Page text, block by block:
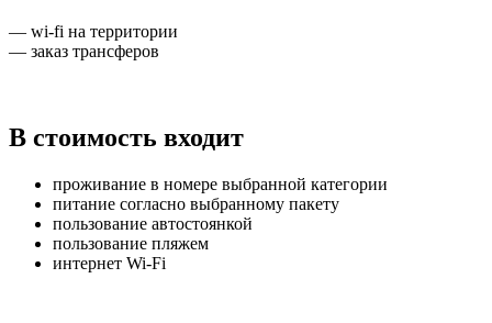
— wi-fi на территории
— заказ трансферов
В стоимость входит
проживание в номере выбранной категории
питание согласно выбранному пакету
пользование автостоянкой
пользование пляжем
интернет Wi-Fi